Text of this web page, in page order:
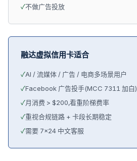
✓不做广告投放
融达虚拟信用卡适合
✓AI / 流媒体 / 广告 / 电商多场景用户
✓Facebook 广告投手(MCC 7311 加白)
✓月消费 > $200,看重阶梯费率
✓重视合规链路 + 卡段长期稳定
✓需要 7×24 中文客服